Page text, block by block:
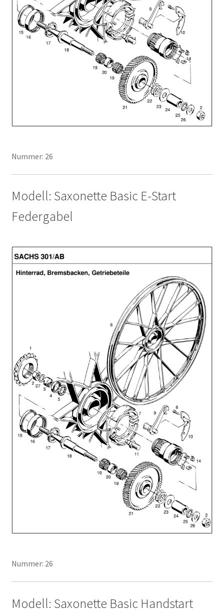
Nummer: 26
Modell: Saxonette Basic E-Start
Federgabel
Nummer: 26
Modell: Saxonette Basic Handstart